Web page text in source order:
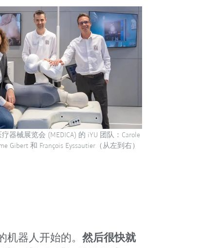
器械展览会 (MEDICA) 的 iYU 团队：Carole
Gibert 和 François Eyssautier（从左到右）
机器人开始的。 然后很快就